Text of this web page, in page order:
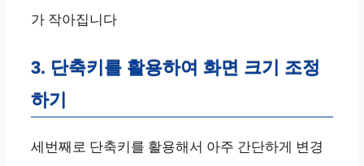
가 작아집니다
3. 단축키를 활용하여 화면 크기 조정
하기
세번째로 단축키를 활용해서 아주 간단하게 변경